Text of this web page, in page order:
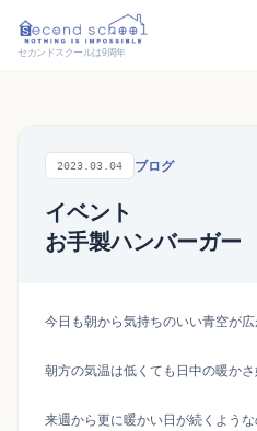
セカンドスクールは9周年
2023.03.04 ブログ
イベント
お手製ハンバーガー
今日も朝から気持ちのいい青空が広
朝方の気温は低くても日中の暖かさ
来週から更に暖かい日が続くよう